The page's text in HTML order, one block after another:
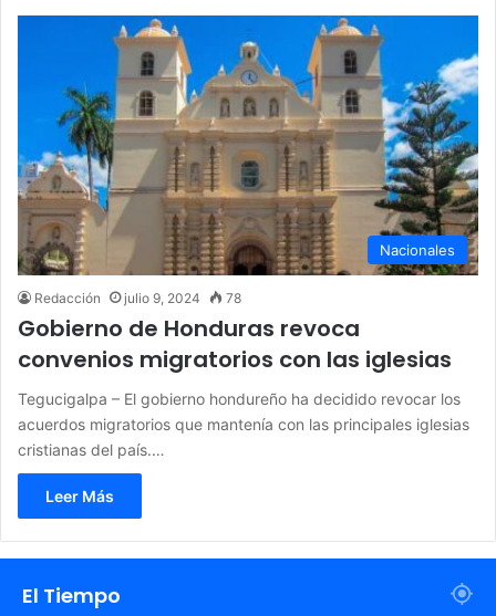
Nacionales
Redacción julio 9, 2024 78
Gobierno de Honduras revoca
convenios migratorios con las iglesias
Tegucigalpa – El gobierno hondureño ha decidido revocar los
acuerdos migratorios que mantenía con las principales iglesias
cristianas del país.…
Leer Más
El Tiempo